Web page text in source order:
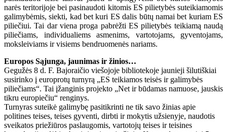
narės teritorijoje bei pasinaudoti kitomis ES pilietybės suteikiamomis
galimybėmis, siekti, kad bet kuri ES dalis būtų namai bet kuriam ES
piliečiui. Tai dar viena proga pabrėžti ES pilietybės teikiamą naudą
piliečiams, individualiems asmenims, vartotojams, gyventojams,
moksleiviams ir visiems bendruomenės nariams.
Europos Sąjunga, jaunimas ir žinios…
Gegužės 8 d. F. Bajoraičio viešojoje bibliotekoje jaunieji šilutiškiai
susirinko į europrotų turnyrą „ES teikiamos teisės ir galimybės
piliečiams“. Tai įžanginis projekto „Net ir būdamas namuose, jauskis
tikru europiečiu“ renginys.
Turnyras suteikė galimybę pasitikrinti ne tik savo žinias apie
politines teises, teises gyventi, dirbti ir mokytis užsienyje, naudotis
sveikatos priežiūros paslaugomis, vartotojų teises ir teisines